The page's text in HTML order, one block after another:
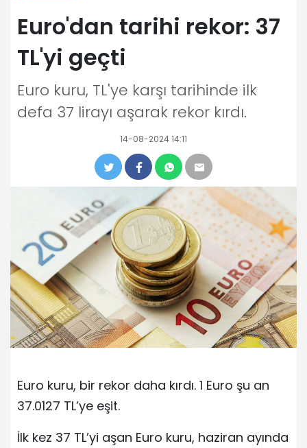
Euro'dan tarihi rekor: 37
TL'yi geçti
Euro kuru, TL'ye karşı tarihinde ilk
defa 37 lirayı aşarak rekor kırdı.
14-08-2024 14:11
Euro kuru, bir rekor daha kırdı. 1 Euro şu an
37.0127 TL’ye eşit.
İlk kez 37 TL’yi aşan Euro kuru, haziran ayında